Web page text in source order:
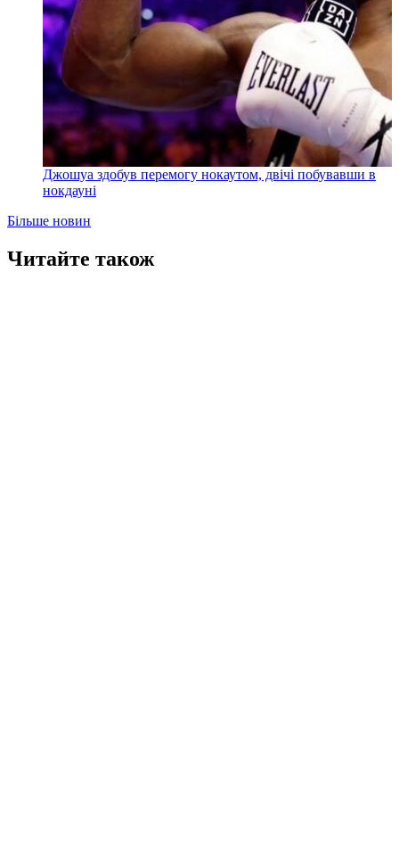
Джошуа здобув перемогу нокаутом, двічі побувавши в
нокдауні
Більше новин
Читайте також